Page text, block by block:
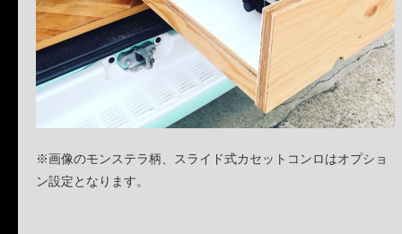
※画像のモンステラ柄、スライド式カセットコンロはオプショ
ン設定となります。